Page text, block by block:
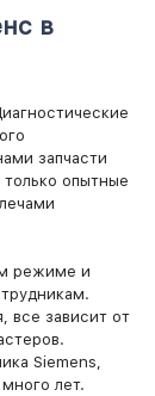
в
запчасти
опытные
режиме и
все зависит от
Siemens,
лет.